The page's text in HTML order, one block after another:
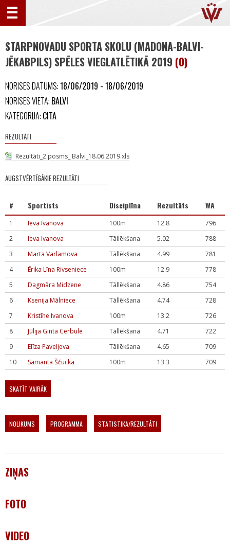
STARPNOVADU SPORTA SKOLU (MADONA-BALVI-
JĒKABPILS) SPĒLES VIEGLATLĒTIKĀ 2019 (0)
NORISES DATUMS:18/06/2019 - 18/06/2019
NORISES VIETA: BALVI
KATEGORIJA: CITA
REZULTĀTI
Rezultāti_2.posms_ Balvi_18.06.2019.xls
AUGSTVĒRTĪGĀKIE REZULTĀTI
# Sportists Disciplīna Rezultāts WA
1 Ieva Ivanova 100m 12.8
796
2
Ieva Ivanova Tāllēkšana 5.02
788
3
Marta Varlamova Tāllēkšana 4.99
781
4
Ērika Līna Rivseniece 100m 12.9
778
5
Dagmāra Midzene Tāllēkšana 4.86
754
6
Ksenija Mālniece Tāllēkšana 4.74
728
7
Kristīne Ivanova 100m 13.2
726
8
Jūlija Ginta Cerbule Tāllēkšana 4.71
722
9
Elīza Paveljeva Tāllēkšana 4.65
709
10
Samanta Ščucka 100m 13.3 709
SKATĪT VAIRĀK
NOLIKUMS PROGRAMMA STATISTIKA/REZULTĀTI
ZIŅAS
FOTO
VIDEO